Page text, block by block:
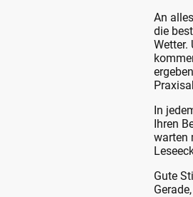
An
die
Wetter.
In
Ihren
warten
Gute